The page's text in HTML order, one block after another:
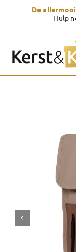
De
Hulp
Zelf
Showroom
Over Kerst &